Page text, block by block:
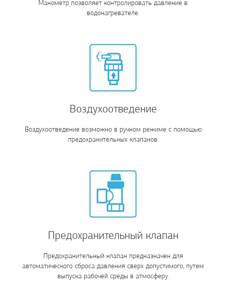
Манометр позволяет контролировать давление в
водонагревателе.
Воздухоотведение
Воздухоотведение возможно в ручном режиме с помощью
предохранительных клапанов.
Предохранительный клапан
Предохранительный клапан предназначен для
автоматического сброса давления сверх допустимого, путем
выпуска рабочей среды в атмосферу.